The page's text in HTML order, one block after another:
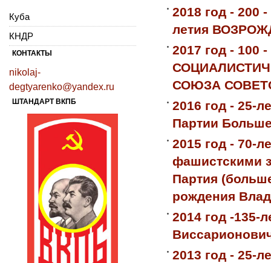
2018 год -
летия
2017 год -
СОЮЗА
2016 год - 25-
Партии
2015 год - 70-
фашистскими
Партия
рождения
2014 год -135-
2013 год - 25-
Куба
КНДР
КОНТАКТЫ
nikolaj-
degtyarenko@yandex.ru
ШТАНДАРТ ВКПБ